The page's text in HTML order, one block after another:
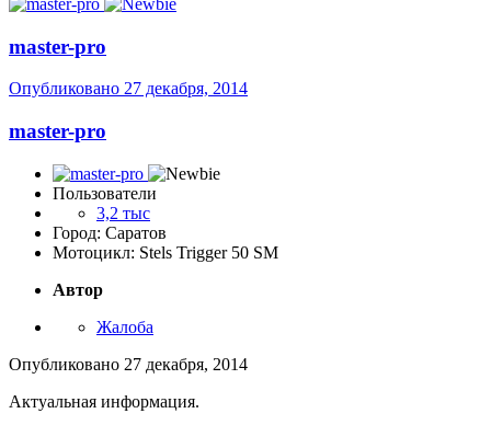
master-pro
Опубликовано 27 декабря, 2014
master-pro
Пользователи
3,2 тыс
Город: Саратов
Мотоцикл: Stels Trigger 50 SM
Автор
Жалоба
Опубликовано 27 декабря, 2014
Актуальная информация.